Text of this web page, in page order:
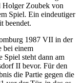
Holger Zoubek von
Spiel. Ein eindeutiger
beendet.
1987 VII in der
bei einem
Spiel steht dann am
II bevor. Für den
die Partie gegen die